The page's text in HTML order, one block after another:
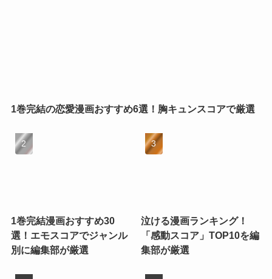
1巻完結の恋愛漫画おすすめ6選！胸キュンスコアで厳選
1巻完結漫画おすすめ30
選！エモスコアでジャンル
別に編集部が厳選
泣ける漫画ランキング！
「感動スコア」TOP10を編
集部が厳選